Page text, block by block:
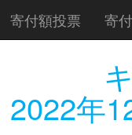
寄付額投票 寄
2022年